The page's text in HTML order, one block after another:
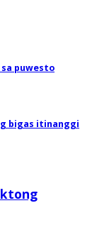
sa puwesto
bigas itinanggi